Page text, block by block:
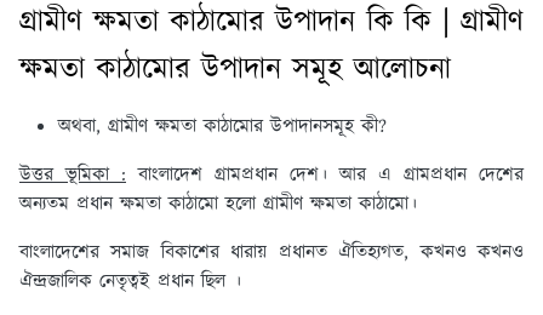
গ্রামীণ ক্ষমতা কাঠামোর উপাদান কি কি | গ্রামীণ
ক্ষমতা কাঠামোর উপাদান সমূহ আলোচনা
অথবা, গ্রামীণ ক্ষমতা কাঠামোর উপাদানসমূহ কী?
উত্তর ভূমিকা : বাংলাদেশ গ্রামপ্রধান দেশ। আর এ গ্রামপ্রধান দেশের
অন্যতম প্রধান ক্ষমতা কাঠামো হলো গ্রামীণ ক্ষমতা কাঠামো।
বাংলাদেশের সমাজ বিকাশের ধারায় প্রধানত ঐতিহ্যগত, কখনও কখনও
ঐন্দ্রজালিক নেতৃত্বই প্রধান ছিল ।